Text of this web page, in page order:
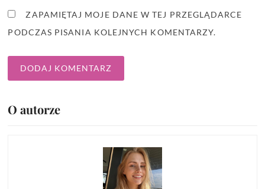
ZAPAMIĘTAJ MOJE DANE W TEJ PRZEGLĄDARCE
PODCZAS PISANIA KOLEJNYCH KOMENTARZY.
O autorze